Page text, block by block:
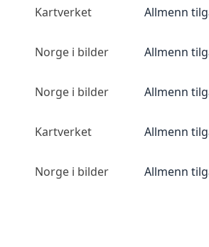
Kartverket Allmenn
Norge i bilder Allmenn
Norge i bilder Allmenn
Kartverket Allmenn
Norge i bilder Allmenn